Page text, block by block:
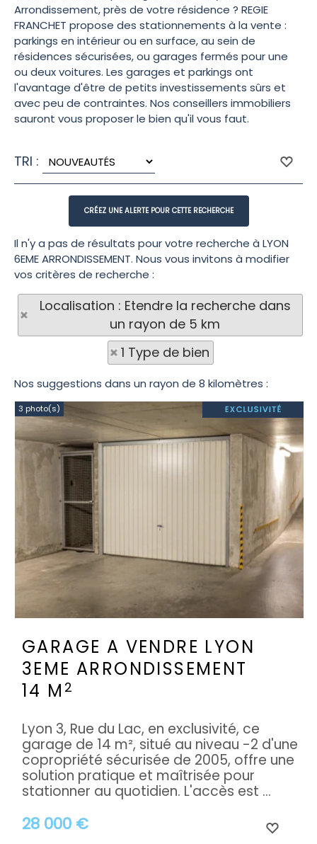
Arrondissement, près de votre résidence ? REGIE
FRANCHET propose des stationnements à la vente :
parkings en intérieur ou en surface, au sein de
résidences sécurisées, ou garages fermés pour une
ou deux voitures. Les garages et parkings ont
l'avantage d'être de petits investissements sûrs et
avec peu de contraintes. Nos conseillers immobiliers
sauront vous proposer le bien qu'il vous faut.
TRI :
Il n'y a pas de résultats pour votre recherche à LYON
6EME ARRONDISSEMENT. Nous vous invitons à modifier
vos critères de recherche :
Localisation : Etendre la recherche dans
un rayon de 5 km
1 Type de bien
Nos suggestions dans un rayon de 8 kilomètres :
3 photo(s)
GARAGE A VENDRE LYON
3EME ARRONDISSEMENT
14 M 2
28 000 €
Lyon 3, Rue du Lac, en exclusivité, ce
garage de 14 m², situé au niveau -2 d'une
copropriété sécurisée de 2005, offre une
solution pratique et maîtrisée pour
stationner au quotidien. L'accès est ...